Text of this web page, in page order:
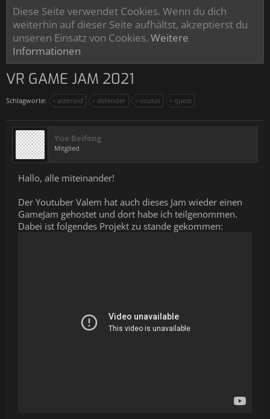
Diese Seite verwendet Cookies. Wenn du dich
weiterhin auf dieser Seite aufhältst, akzeptierst du
unseren Einsatz von Cookies. Weitere
Informationen
VR GAME JAM 2021
Schlagworte: asteroid defender oculus quest
Yue Beifong
Mitglied
Hallo, alle miteinander!
Der Youtuber Valem hat auch dieses Jam wieder einen
GameJam gehostet und dort habe ich teilgenommen.
Dabei ist folgendes Projekt zu stande gekommen: